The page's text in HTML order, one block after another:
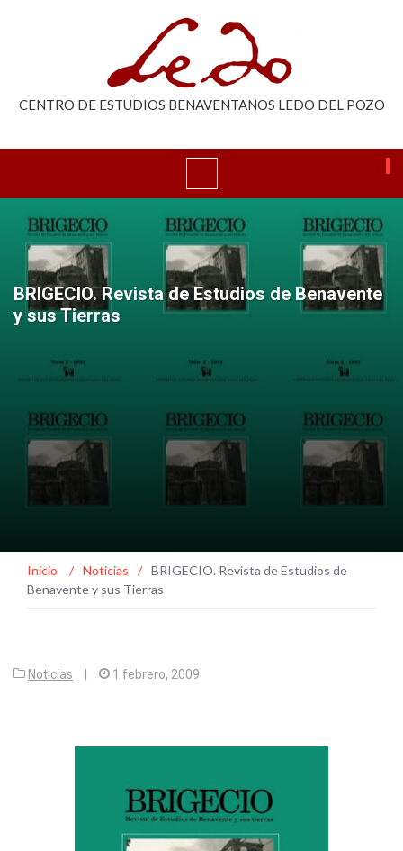
CENTRO DE ESTUDIOS BENAVENTANOS LEDO DEL POZO
BRIGECIO. Revista de Estudios de Benavente
y sus Tierras
Inicio / Noticias / BRIGECIO. Revista de Estudios de
Benavente y sus Tierras
Noticias | 1 febrero, 2009